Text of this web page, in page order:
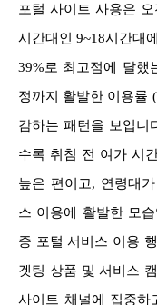
포털 사이트 사용은
시간대인 9~18시간대
39%로 최고점에 달했
정까지 활발한 이용률
감하는 패턴을 보입니
수록 취침 전 여가 시
높은 편이고, 연령대
스 이용에 활발한 모
중 포털 서비스 이용
겟팅 상품 및 서비스
사이트 채널에 집중하